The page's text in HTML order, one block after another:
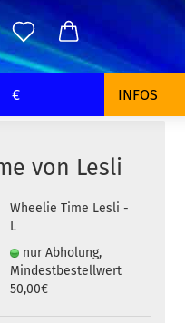
€ INFOS
von Lesli
Wheelie Time Lesli -
L
nur Abholung,
Mindestbestellwert
50,00€